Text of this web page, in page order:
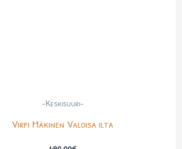
-Keskisuuri-
Virpi Mäkinen Valoisa ilta